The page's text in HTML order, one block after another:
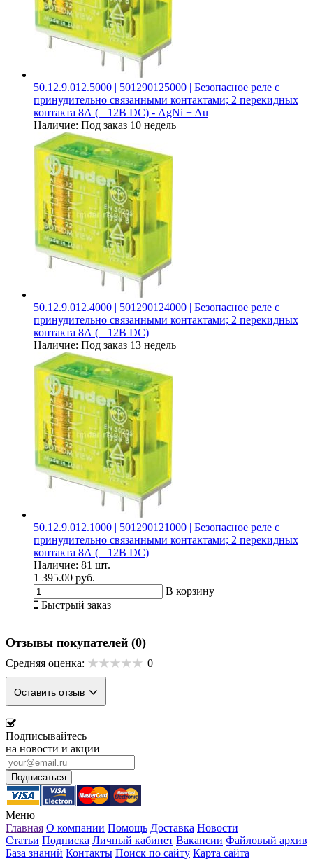
50.12.9.012.5000 | 501290125000 | Безопасное реле с
принудительно связанными контактами; 2 перекидных
контакта 8А (= 12В DC) - AgNi + Au
Наличие: Под заказ 10 недель
50.12.9.012.4000 | 501290124000 | Безопасное реле с
принудительно связанными контактами; 2 перекидных
контакта 8А (= 12В DC)
Наличие: Под заказ 13 недель
50.12.9.012.1000 | 501290121000 | Безопасное реле с
принудительно связанными контактами; 2 перекидных
контакта 8А (= 12В DC)
Наличие: 81 шт.
1 395.00 руб.
В корзину
Быстрый заказ
Отзывы покупателей (0)
Средняя оценка: 0
Оставить отзыв
Подписывайтесь
на новости и акции
Меню
Главная О компании Помощь Доставка Новости
Статьи Подписка Личный кабинет Вакансии Файловый архив
База знаний Контакты Поиск по сайту Карта сайта